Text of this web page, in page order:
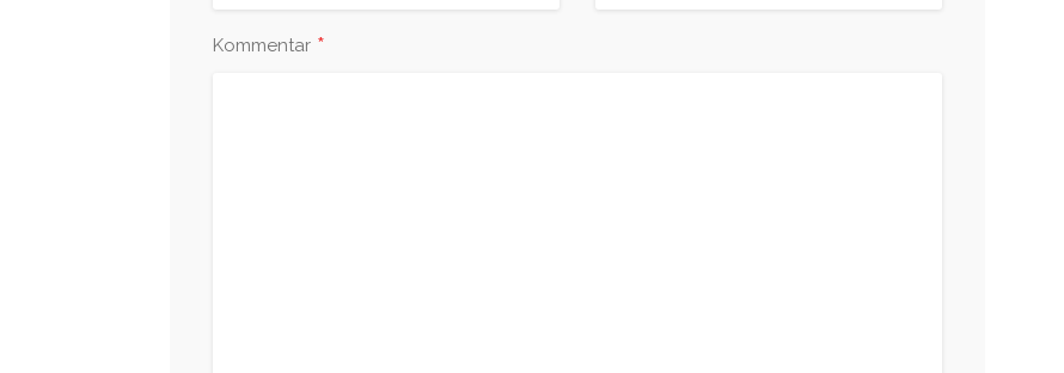
Kommentar *